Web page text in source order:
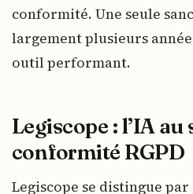
conformité. Une seule
largement plusieurs
outil performant.
Legiscope : l’IA au
conformité RGPD
Legiscope se distingue